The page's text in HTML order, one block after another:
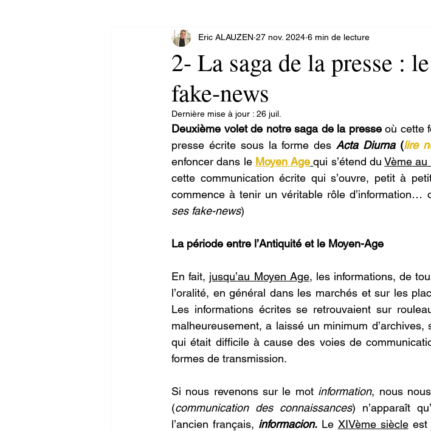
2- La saga de la presse :
fake-news
Eric ALAUZEN 27 nov. 2024 6 min de lecture
Dernière mise à jour : 26 juil.
Deuxième volet de notre saga de la presse où cette
presse écrite sous la forme des Acta Diurna (lire
enfoncer dans le Moyen Age qui s’étend du Vème au
cette communication écrite qui s’ouvre, petit à
commence à tenir un véritable rôle d’information…
ses fake-news)
La période entre l’Antiquité et le Moyen-Age
En fait, jusqu’au Moyen Age, les informations, de
l’oralité, en général dans les marchés et sur les
Les informations écrites se retrouvaient sur
malheureusement, a laissé un minimum
qui était difficile à cause des voies de
formes de transmission.
Si nous revenons sur le mot information, nous
(communication des connaissances) n’apparaît
l’ancien français, informacion. Le XIVème siècle est